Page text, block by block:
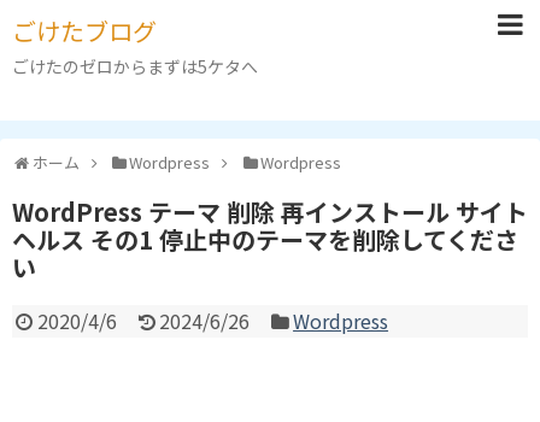
ごけたブログ
ごけたのゼロからまずは5ケタへ
ホーム Wordpress Wordpress
WordPress テーマ 削除 再インストール サイト
ヘルス その1 停止中のテーマを削除してくださ
い
2020/4/6 2024/6/26 Wordpress